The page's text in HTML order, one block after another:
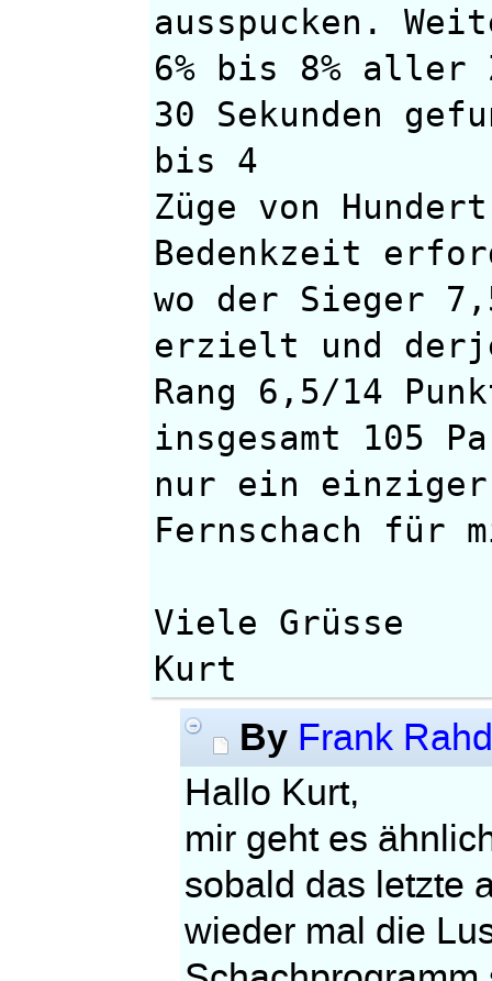
ausspucken.
6% bis 8% aller
30 Sekunden
bis 4
Züge von
Bedenkzeit
wo der Sieger
erzielt und
Rang 6,5/14
insgesamt 105
nur ein
Fernschach für
Viele Grüsse
Kurt
By Frank
Hallo Kurt,
mir geht es
sobald das letzte
wieder mal die